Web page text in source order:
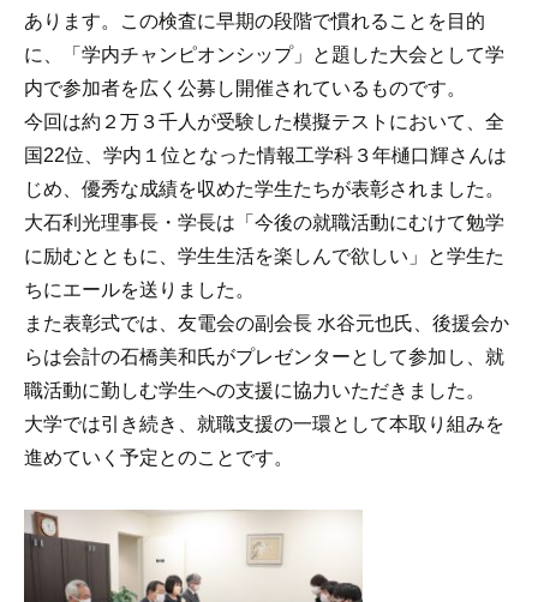
あります。この検査に早期の段階で慣れることを目的
に、「学内チャンピオンシップ」と題した大会として学
内で参加者を広く公募し開催されているものです。
今回は約２万３千人が受験した模擬テストにおいて、全
国22位、学内１位となった情報工学科３年樋口輝さんは
じめ、優秀な成績を収めた学生たちが表彰されました。
大石利光理事長・学長は「今後の就職活動にむけて勉学
に励むとともに、学生生活を楽しんで欲しい」と学生た
ちにエールを送りました。
また表彰式では、友電会の副会長 水谷元也氏、後援会か
らは会計の石橋美和氏がプレゼンターとして参加し、就
職活動に勤しむ学生への支援に協力いただきました。
大学では引き続き、就職支援の一環として本取り組みを
進めていく予定とのことです。